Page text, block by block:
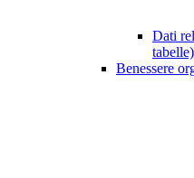
Dati
tabelle)
Benessere